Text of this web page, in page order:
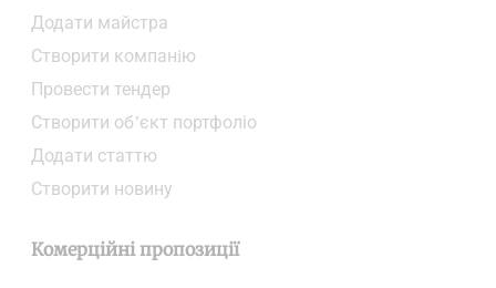
Додати майстра
Створити компанiю
Провести тендер
Створити об’єкт портфоліо
Додати статтю
Створити новину
Комерційні пропозиції